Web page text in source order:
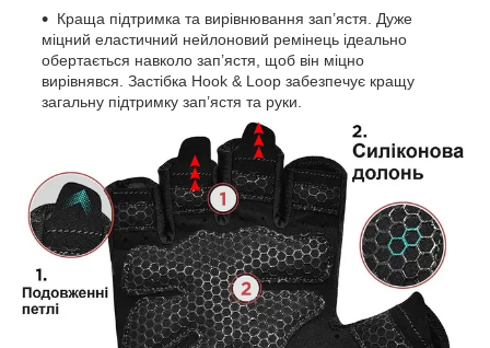
Краща підтримка та вирівнювання зап’ястя. Дуже
міцний еластичний нейлоновий ремінець ідеально
обертається навколо зап’ястя, щоб він міцно
вирівнявся. Застібка Hook & Loop забезпечує кращу
загальну підтримку зап’ястя та руки.